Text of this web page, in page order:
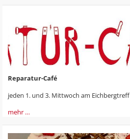
Reparatur-Café
jeden 1. und 3. Mittwoch am Eichbergtreff
mehr …